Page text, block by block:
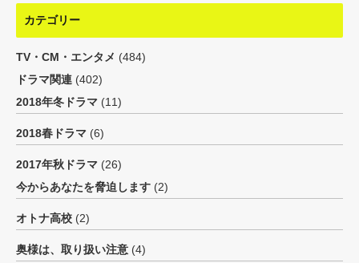
カテゴリー
TV・CM・エンタメ (484)
ドラマ関連 (402)
2018年冬ドラマ (11)
2018春ドラマ (6)
2017年秋ドラマ (26)
今からあなたを脅迫します (2)
オトナ高校 (2)
奥様は、取り扱い注意 (4)